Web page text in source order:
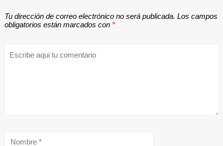
Tu dirección de correo electrónico no será publicada. Los campos
obligatorios están marcados con *